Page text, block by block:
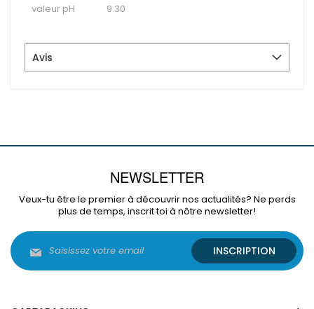
valeur pH 9.30
Avis
NEWSLETTER
Veux-tu être le premier à découvrir nos actualités? Ne perds
plus de temps, inscrit toi à nôtre newsletter!
à
notre
INSCRIPTION